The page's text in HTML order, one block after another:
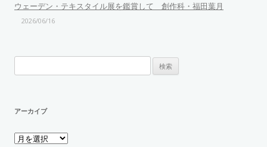
ウェーデン・テキスタイル展を鑑賞して 創作科・福田葉月
2026/06/16
索:
アーカイブ
ア
ー